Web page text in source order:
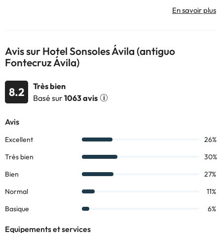
service de restauration, un service de cafétéria et une piscine en
baignoire, d'un sèche-cheveux et offrent toutes des vues sur les
chaînes de montagnes voisines, le Sanctuaire de Nuestra Señora
de Sonsoles, les frênaies et les prairies du terrain de golf El
De plus, l'hôtel Sonsoles Ávila
tout type d'événement : réunions, congrès et incentives, ou
mariages, communions, anniversaires ou baptêmes.
Réservez dès maintenant à l'Hôtel Sonsoles Ávila
pouvez consulter les tarifs directement auprès de
l’établissement. Toutes les informations figurant sur cette fiche
avez des questions, contactez-nous.
Avis sur Hotel Sonsoles Ávila (antiguo
Fontecruz Ávila)
8.2
Très bien
Basé sur1063 avis